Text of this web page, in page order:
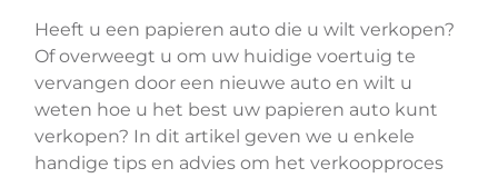
Heeft u een papieren auto die u wilt verkopen?
Of overweegt u om uw huidige voertuig te
vervangen door een nieuwe auto en wilt u
weten hoe u het best uw papieren auto kunt
verkopen? In dit artikel geven we u enkele
handige tips en advies om het verkoopproces